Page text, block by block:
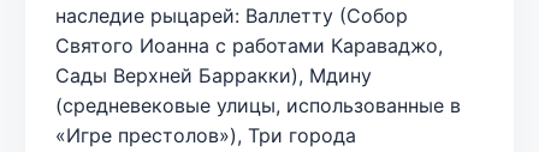
наследие рыцарей: Валлетту (Собор
Святого Иоанна с работами Караваджо,
Сады Верхней Барракки), Мдину
(средневековые улицы, использованные в
«Игре престолов»), Три города